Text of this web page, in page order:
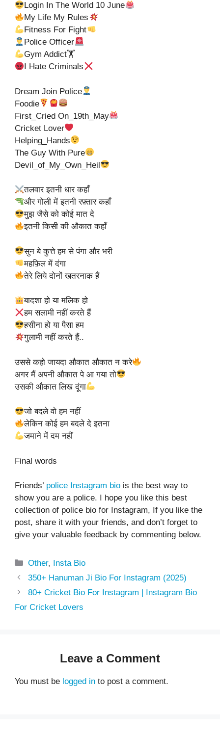
Login In The World 10 June
My Life My Rules
Fitness For Fight
Police Officer
Gym Addict🏋
I Hate Criminals
Dream Join Police
Foodie
First_Cried On_19th_May
Cricket Lover
Helping_Hands
The Guy With Pure
Devil_of_My_Own_Heil
तलवार इतनी धार कहाँ
और गोली में इतनी रफ़्तार कहाँ
मुझ जैसे को कोई मात दे
इतनी किसी की औकात कहाँ
सुन बे कुत्ते हम से पंगा और भरी
महफ़िल में दंगा
तेरे लिये दोनों खतरनाक हैं
बादशा हो या मलिक हो
हम सलामी नहीं करते हैं
हसीना हो या पैसा हम
गुलामी नहीं करते हैं..
उससे कहो जायदा औकात औकात न करे
अगर मैं अपनी औकात पे आ गया तो
उसकी औकात लिख दूंगा
जो बदले वो हम नहीं
लेकिन कोई हम बदले दे इतना
जमाने में दम नहीं
Final words
Friends’ police Instagram bio is the best way to
show you are a police. I hope you like this best
collection of police bio for Instagram, If you like the
post, share it with your friends, and don’t forget to
give your valuable feedback by commenting below.
Categories
Other, Insta Bio
350+ Hanuman Ji Bio For Instagram (2025)
80+ Cricket Bio For Instagram | Instagram Bio
For Cricket Lovers
Leave a Comment
You must be logged in to post a comment.